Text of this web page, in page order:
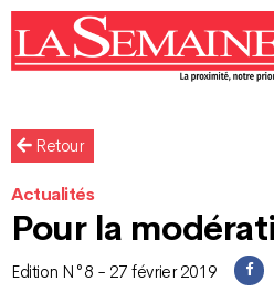
Retour
Actualités
Pour la
Edition N°8 - 27 février 2019